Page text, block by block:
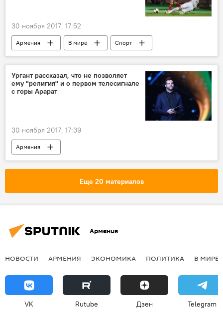
30 ноября 2017, 17:52
Армения В мире
Спорт
Камо Ованнисян
клуб Торпедо
Ургант рассказал, что не позволяет
ему "религия" и о первом телесигнале
с горы Арарат
30 ноября 2017, 17:39
Армения
Еще 20 материалов
Армения
НОВОСТИ АРМЕНИЯ ЭКОНОМИКА ПОЛИТИКА В МИРЕ
VK Rutube Дзен Telegram